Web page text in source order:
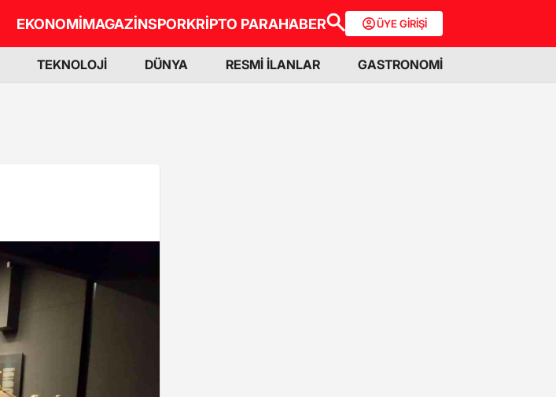
EKONOMİMAGAZİNSPORKRİPTO PARAHABER ÜYE GİRİŞİ
TEKNOLOJİ DÜNYA RESMİ İLANLAR GASTRONOMİ